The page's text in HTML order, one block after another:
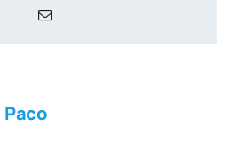
Correo
Paco